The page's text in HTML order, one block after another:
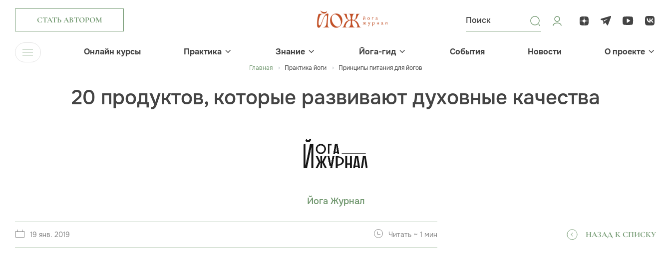
СТАТЬ АВТОРОМ
Онлайн курсы Практика Знание Йога-гид События Новости О проекте
Главная Практика йоги Принципы питания для йогов
20 продуктов, которые развивают духовные качества
Йога Журнал
19 янв. 2019 Читать ~ 1 мин НАЗАД К СПИСКУ